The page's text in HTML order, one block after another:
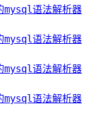
语法解析器
语法解析器
语法解析器
语法解析器